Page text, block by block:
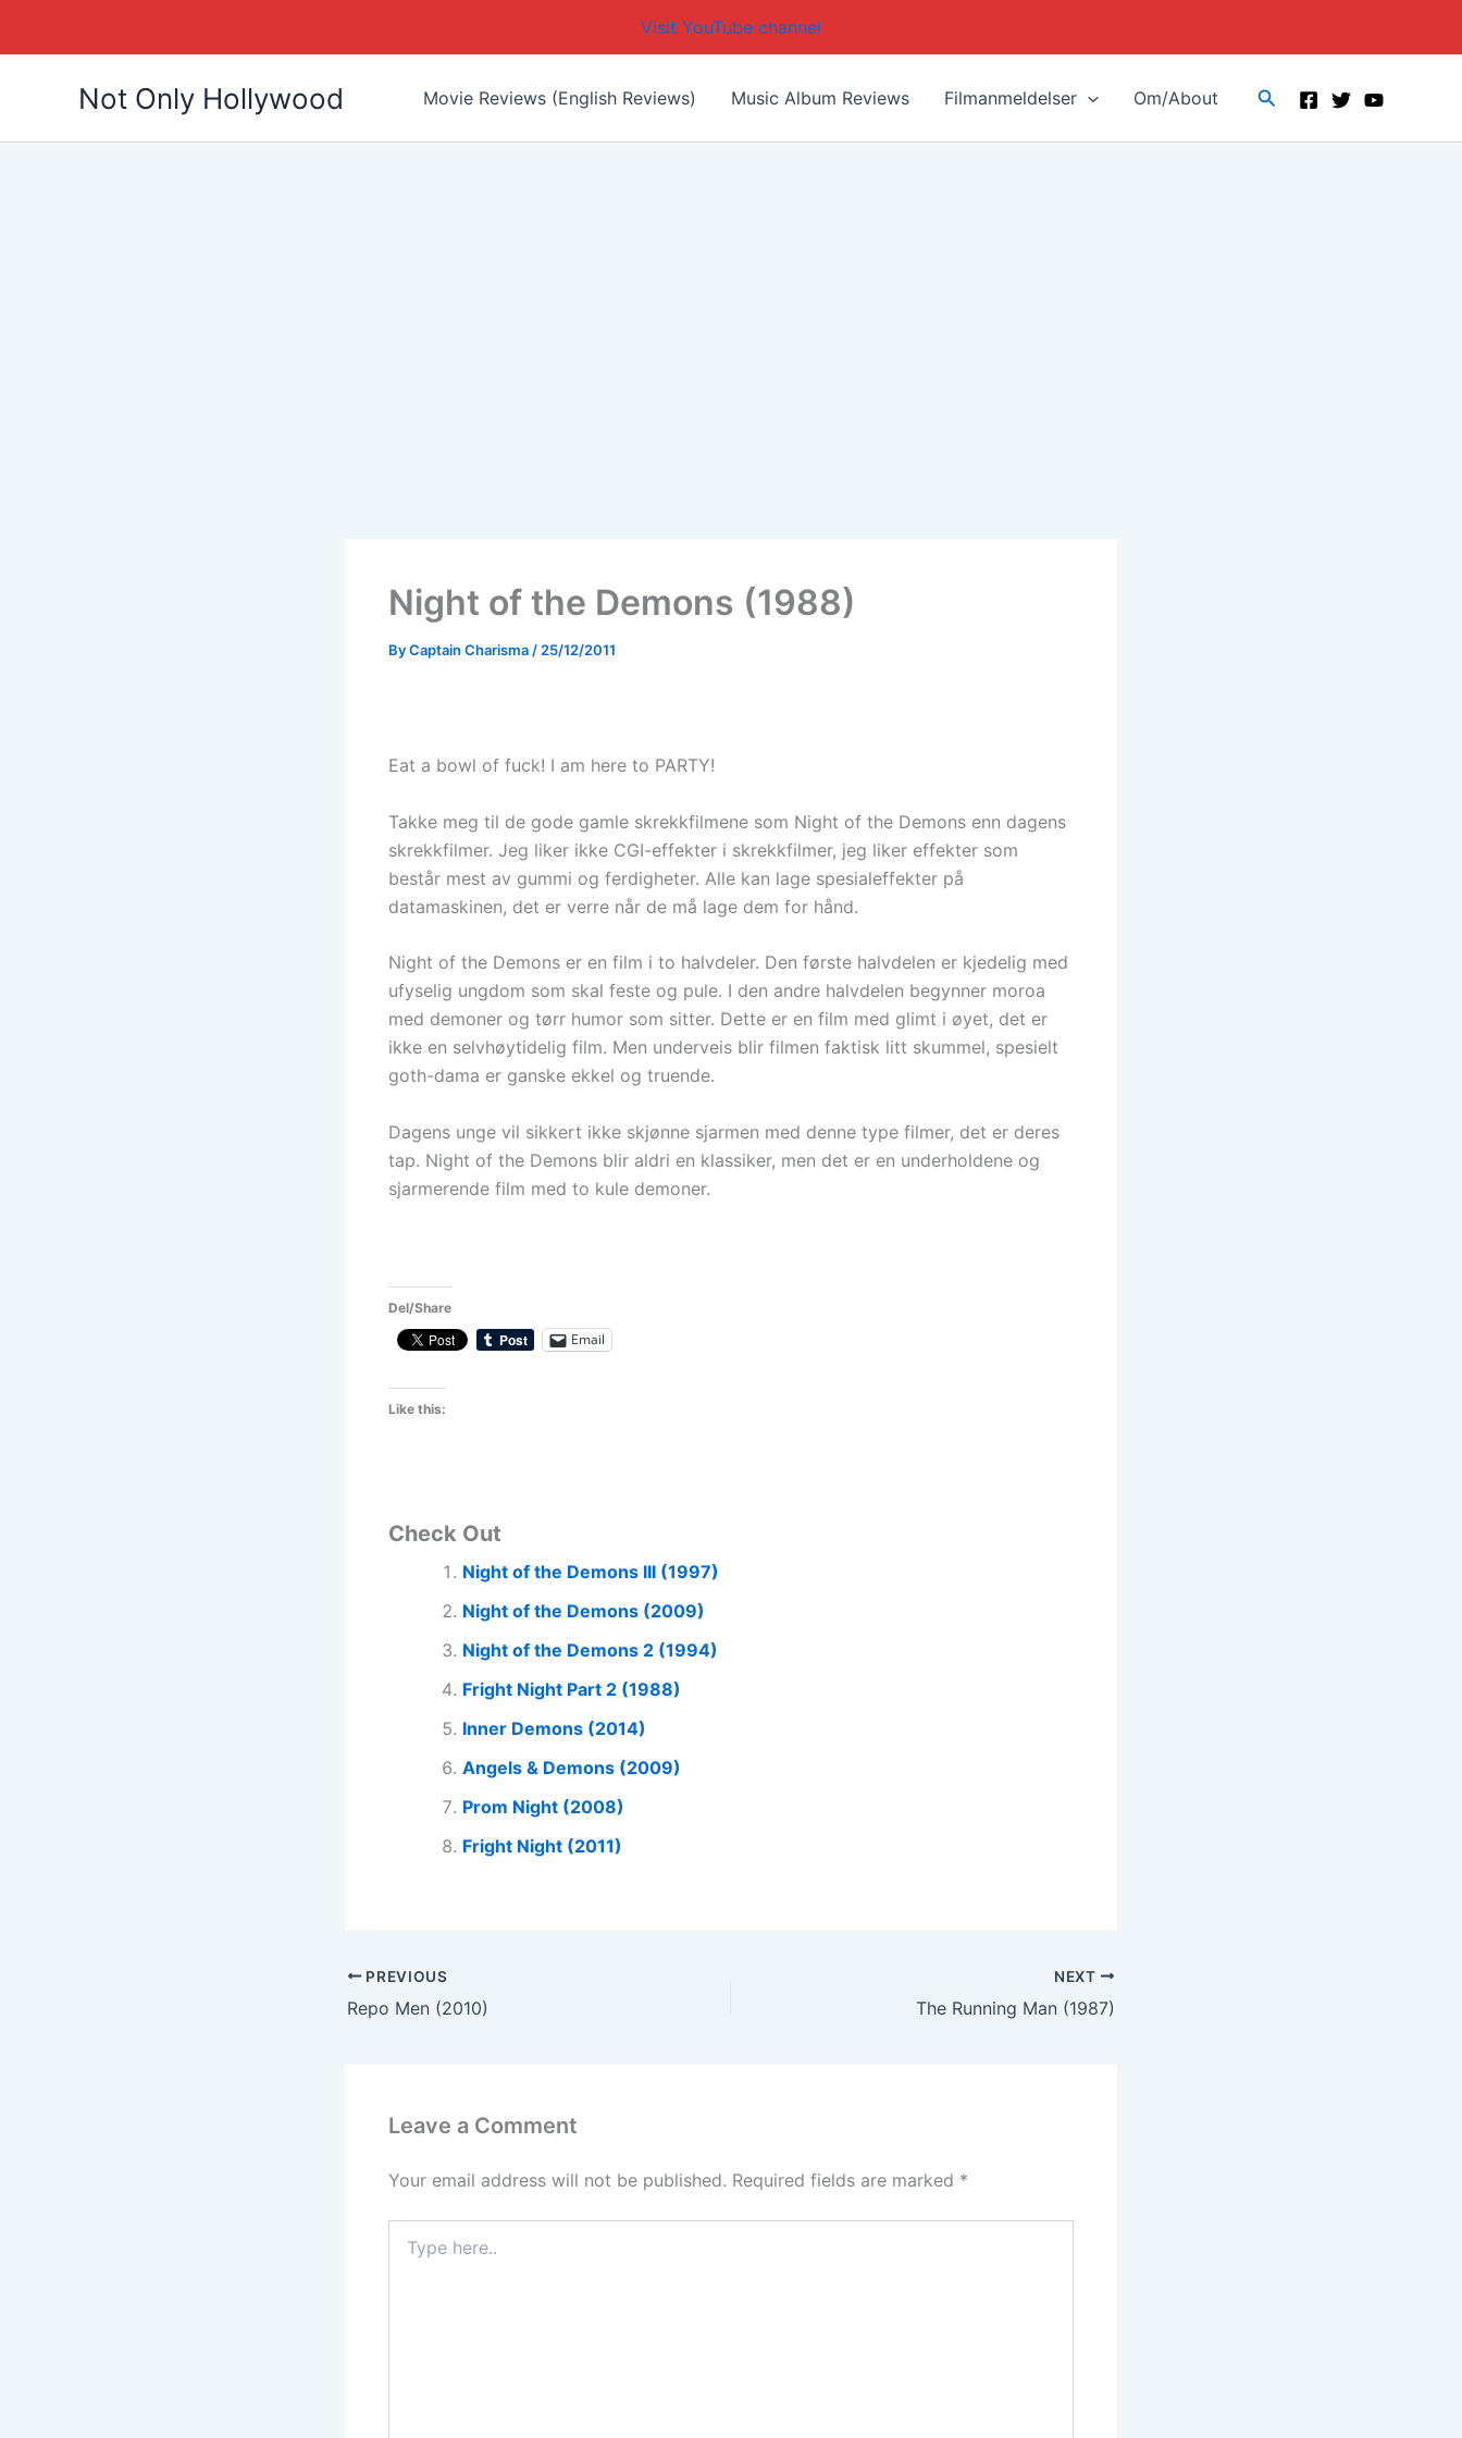
Visit YouTube channel
Not Only Hollywood Movie Reviews (English Reviews) Music Album Reviews Filmanmeldelser Om/About Search
Night of the Demons (1988)
ByCaptain Charisma/25/12/2011
Eat a bowl of fuck! I am here to PARTY!
Takke meg til de gode gamle skrekkfilmene som Night of the Demons enn dagens
skrekkfilmer. Jeg liker ikke CGI-effekter i skrekkfilmer, jeg liker effekter som
består mest av gummi og ferdigheter. Alle kan lage spesialeffekter på
datamaskinen, det er verre når de må lage dem for hånd.
Night of the Demons er en film i to halvdeler. Den første halvdelen er kjedelig med
ufyselig ungdom som skal feste og pule. I den andre halvdelen begynner moroa
med demoner og tørr humor som sitter. Dette er en film med glimt i øyet, det er
ikke en selvhøytidelig film. Men underveis blir filmen faktisk litt skummel, spesielt
goth-dama er ganske ekkel og truende.
Dagens unge vil sikkert ikke skjønne sjarmen med denne type filmer, det er deres
tap. Night of the Demons blir aldri en klassiker, men det er en underholdene og
sjarmerende film med to kule demoner.
Del/Share
Email
Like this:
Check Out
Night of the Demons III (1997)
Night of the Demons (2009)
Night of the Demons 2 (1994)
Fright Night Part 2 (1988)
Inner Demons (2014)
Angels & Demons (2009)
Prom Night (2008)
Fright Night (2011)
PREVIOUS
Repo Men (2010)
NEXT
The Running Man (1987)
Leave a Comment
Your email address will not be published. Required fields are marked *
here..